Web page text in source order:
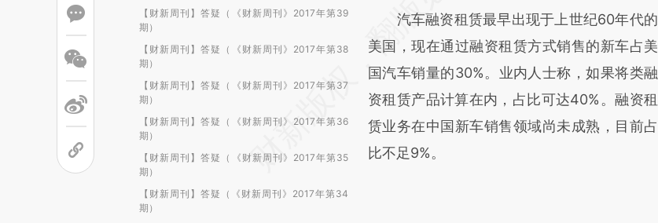
【财新周刊】答疑（《财新周刊》2017年第39
期）
【财新周刊】答疑（《财新周刊》2017年第38
期）
【财新周刊】答疑（《财新周刊》2017年第37
期）
【财新周刊】答疑（《财新周刊》2017年第36
期）
【财新周刊】答疑（《财新周刊》2017年第35
期）
【财新周刊】答疑（《财新周刊》2017年第34
期）
汽车融资租赁最早出现于上世纪60年代的
美国，现在通过融资租赁方式销售的新车占美
国汽车销量的30%。业内人士称，如果将类融
资租赁产品计算在内，占比可达40%。融资租
赁业务在中国新车销售领域尚未成熟，目前占
比不足9%。